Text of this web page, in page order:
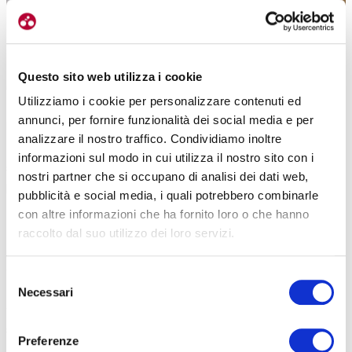
Questo sito web utilizza i cookie
Utilizziamo i cookie per personalizzare contenuti ed
annunci, per fornire funzionalità dei social media e per
analizzare il nostro traffico. Condividiamo inoltre
informazioni sul modo in cui utilizza il nostro sito con i
nostri partner che si occupano di analisi dei dati web,
pubblicità e social media, i quali potrebbero combinarle
con altre informazioni che ha fornito loro o che hanno
raccolto dal suo utilizzo dei loro servizi.
delNecessari
Preferenze
Un cerchio intermedio è ugualmente prestazionale e si guadagna in sicurezza
Per i freni a disco ci sono consigli particolari?
posteriore
. Questo perché il disco posteriore si usa meno, solo per
regolare la frenata. Con un 160 millimetri anche dietro si rischia di
La larghezza del canale, cioè della parte del cerchio in cui si alloggiano camera
Di media meglio rimanere sui
. Con il passare del
. Si è visto che con
questa sezione la frenata risulta più stabile perché un canale